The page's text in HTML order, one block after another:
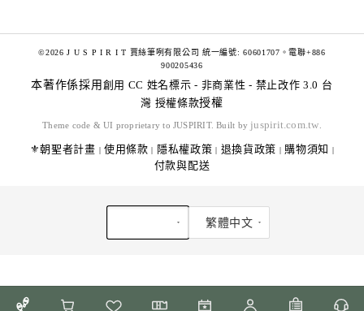
©2026 J U S P I R I T 賈絲筆咧有限公司 統一編號: 60601707。電聯+886
900205436
本著作係採用 創用 CC 姓名標示 - 非商業性 - 禁止改作 3.0 台
灣 授權條款授權
Theme code & UI proprietary to JUSPIRIT. Built by juspirit.com.tw
⚜️朝聖者計畫 | 使用條款 | 隱私權政策 | 退換貨政策 | 購物須知 |
付款與配送